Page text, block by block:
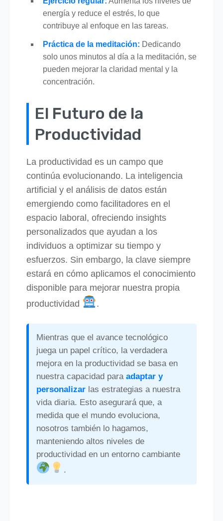
energía y reduce el estrés, lo que
contribuye al enfoque en las tareas.
Práctica de la meditación: Dedicando
solo unos minutos al día a la meditación, se
pueden mejorar la claridad mental y la
concentración.
El Futuro de la
Productividad
La productividad es un campo que
continúa evolucionando. La inteligencia
artificial y el análisis de datos están
emergiendo como facilitadores en el
espacio laboral, ofreciendo insights
personalizados que ayudan a los
individuos a optimizar su tiempo y
esfuerzos. Sin embargo, la clave siempre
estará en cómo aplicamos el conocimiento
disponible para mejorar nuestra propia
productividad
.
Mientras que el avance tecnológico
juega un papel crítico, la verdadera
mejora en la productividad se basa en
nuestra capacidad para adaptar y
personalizarlas estrategias a nuestra
vida diaria. Esto asegurará que, a
medida que el mundo evoluciona,
nosotros también lo hagamos,
manteniendo altos niveles de
productividad en un entorno cambiante
.